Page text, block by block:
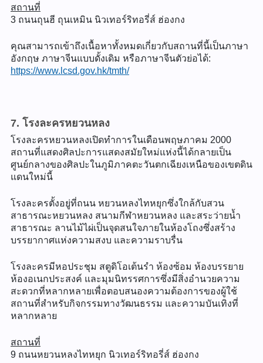
สถานที่
3 ถนนถุนฮี ถุนเหมิน นิวเทอร์ริทอรี่ส์ ฮ่องกง
คุณสามารถเข้าถึงเนื้อหาทั้งหมดเกี่ยวกับสถานที่นี้เป็นภาษา
อังกฤษ ภาษาจีนแบบดั้งเดิม หรือภาษาจีนตัวย่อได้:
https://www.lcsd.gov.hk/tmth/
7. โรงละครหยวนหลง
โรงละครหยวนหลงเปิดทำการในเดือนพฤษภาคม 2000
สถานที่แสดงศิลปะการแสดงสมัยใหม่แห่งนี้ได้กลายเป็น
ศูนย์กลางของศิลปะในภูมิภาคตะวันตกเฉียงเหนือของเขตดิน
แดนใหม่นี้
โรงละครตั้งอยู่ที่ถนน หยวนหลงไทหยุกซึ่งใกล้กับสวน
สาธารณะหยวนหลง สนามกีฬาหยวนหลง และสระว่ายน้ำ
สาธารณะ ลานไม้ไผ่เป็นจุดสนใจภายในห้องโถงซึ่งสร้าง
บรรยากาศแห่งความสงบ และความราบรื่น
โรงละครมีหอประชุม สตูดิโอเต้นรำ ห้องซ้อม ห้องบรรยาย
ห้องอเนกประสงค์ และมุมนิทรรศการซึ่งมีสิ่งอำนวยความ
สะดวกที่หลากหลายเพื่อตอบสนองความต้องการของผู้ใช้
สถานที่สำหรับกิจกรรมทางวัฒนธรรม และความบันเทิงที่
หลากหลาย
สถานที่
9 ถนนหยวนหลงไทหยุก นิวเทอร์ริทอรี่ส์ ฮ่องกง